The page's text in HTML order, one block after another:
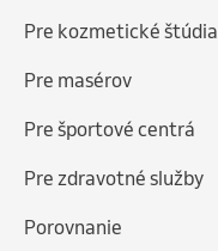
Pre kozmetické štúdia
Pre masérov
Pre športové centrá
Pre zdravotné služby
Porovnanie